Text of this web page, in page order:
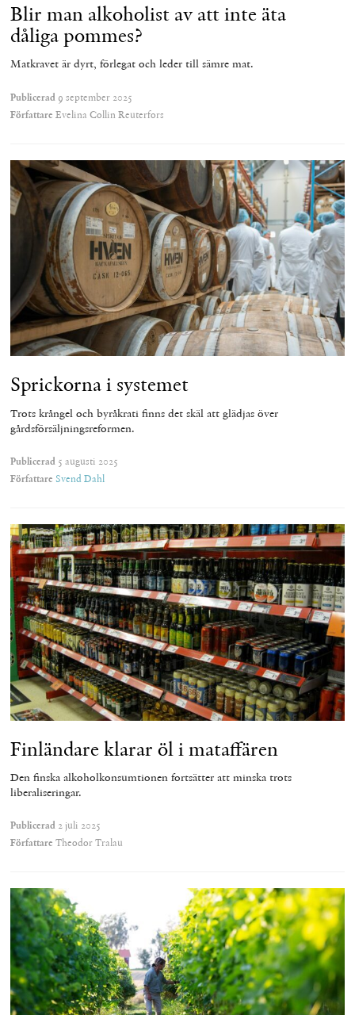
Blir man alkoholist av att inte äta
dåliga pommes?
Matkravet är dyrt, förlegat och leder till sämre mat.
Publicerad 9 september 2025
Författare Evelina Collin Reuterfors
Sprickorna i systemet
Trots krångel och byråkrati finns det skäl att glädjas över
gårdsförsäljningsreformen.
Publicerad 5 augusti 2025
Författare Svend Dahl
Finländare klarar öl i mataffären
Den finska alkoholkonsumtionen fortsätter att minska trots
liberaliseringar.
Publicerad 2 juli 2025
Författare Theodor Tralau